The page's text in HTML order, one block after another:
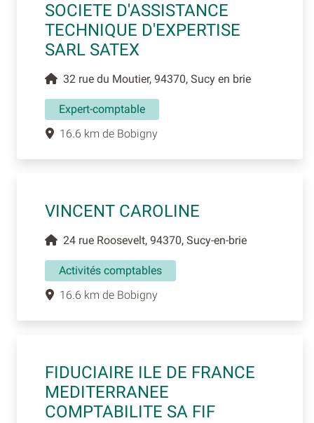
SOCIETE D'ASSISTANCE
TECHNIQUE D'EXPERTISE
SARL SATEX
32 rue du Moutier, 94370, Sucy en brie
Expert-comptable
16.6 km de Bobigny
VINCENT CAROLINE
24 rue Roosevelt, 94370, Sucy-en-brie
Activités comptables
16.6 km de Bobigny
FIDUCIAIRE ILE DE FRANCE
MEDITERRANEE
COMPTABILITE SA FIF